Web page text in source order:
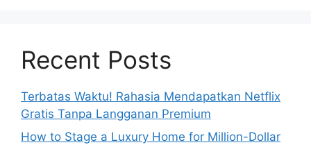
Recent Posts
Terbatas Waktu! Rahasia Mendapatkan Netflix
Gratis Tanpa Langganan Premium
How to Stage a Luxury Home for Million-Dollar